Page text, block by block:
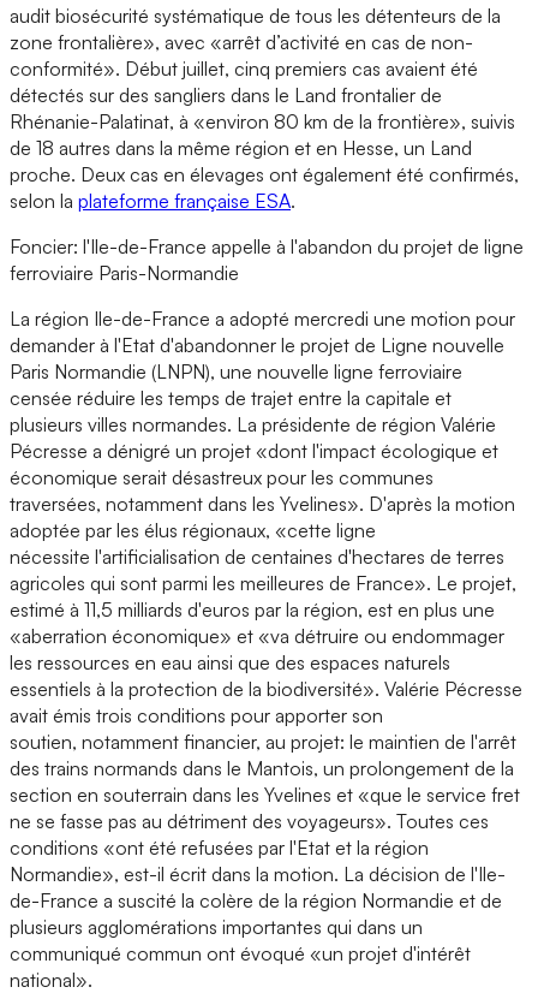
audit biosécurité systématique de tous les détenteurs de la
zone frontalière», avec «arrêt d’activité en cas de non-
conformité». Début juillet, cinq premiers cas avaient été
détectés sur des sangliers dans le Land frontalier de
Rhénanie-Palatinat, à «environ 80 km de la frontière», suivis
de 18 autres dans la même région et en Hesse, un Land
proche. Deux cas en élevages ont également été confirmés,
selon la plateforme française ESA.
Foncier: l'Ile-de-France appelle à l'abandon du projet de ligne
ferroviaire Paris-Normandie
La région Ile-de-France a adopté mercredi une motion pour
demander à l'Etat d'abandonner le projet de Ligne nouvelle
Paris Normandie (LNPN), une nouvelle ligne ferroviaire
censée réduire les temps de trajet entre la capitale et
plusieurs villes normandes. La présidente de région Valérie
Pécresse a dénigré un projet «dont l'impact écologique et
économique serait désastreux pour les communes
traversées, notamment dans les Yvelines». D'après la motion
adoptée par les élus régionaux, «cette ligne
nécessite l'artificialisation de centaines d'hectares de terres
agricoles qui sont parmi les meilleures de France». Le projet,
estimé à 11,5 milliards d'euros par la région, est en plus une
«aberration économique» et «va détruire ou endommager
les ressources en eau ainsi que des espaces naturels
essentiels à la protection de la biodiversité». Valérie Pécresse
avait émis trois conditions pour apporter son
soutien, notamment financier, au projet: le maintien de l'arrêt
des trains normands dans le Mantois, un prolongement de la
section en souterrain dans les Yvelines et «que le service fret
ne se fasse pas au détriment des voyageurs». Toutes ces
conditions «ont été refusées par l'Etat et la région
Normandie», est-il écrit dans la motion. La décision de l'Ile-
de-France a suscité la colère de la région Normandie et de
plusieurs agglomérations importantes qui dans un
communiqué commun ont évoqué «un projet d'intérêt
national».